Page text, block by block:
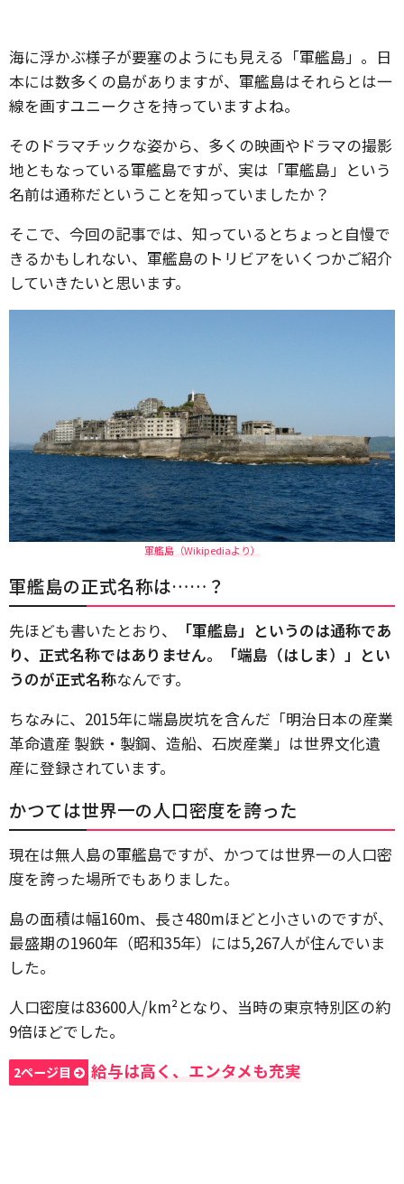
海に浮かぶ様子が要塞のようにも見える「軍艦島」。日
本には数多くの島がありますが、軍艦島はそれらとは一
線を画すユニークさを持っていますよね。
そのドラマチックな姿から、多くの映画やドラマの撮影
地ともなっている軍艦島ですが、実は「軍艦島」という
名前は通称だということを知っていましたか？
そこで、今回の記事では、知っているとちょっと自慢で
きるかもしれない、軍艦島のトリビアをいくつかご紹介
していきたいと思います。
軍艦島（Wikipediaより）
軍艦島の正式名称は……？
先ほども書いたとおり、
「軍艦島」というのは通称であ
り、正式名称ではありません。「端島（はしま）」とい
うのが正式名称なんです。
ちなみに、2015年に端島炭坑を含んだ「明治日本の産業
革命遺産 製鉄・製鋼、造船、石炭産業」は世界文化遺
産に登録されています。
かつては世界一の人口密度を誇った
現在は無人島の軍艦島ですが、かつては世界一の人口密
度を誇った場所でもありました。
島の面積は幅160m、長さ480mほどと小さいのですが、
最盛期の1960年（昭和35年）には5,267人が住んでいま
した。
人口密度は83600人/km²となり、当時の東京特別区の約
9倍ほどでした。
2ページ目 給与は高く、エンタメも充実